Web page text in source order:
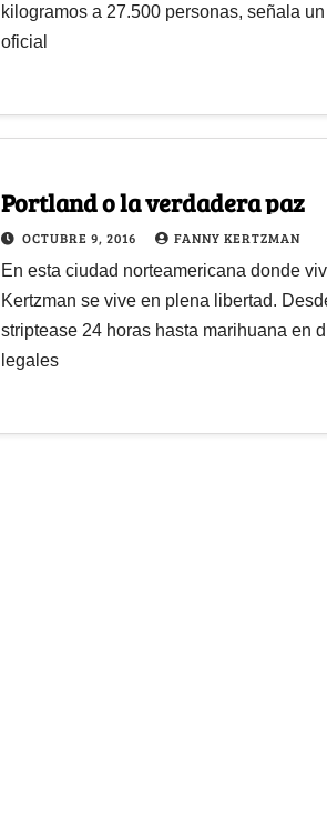
kilogramos a 27.500 personas, señala
oficial
Portland o la verdadera paz
OCTUBRE 9, 2016 FANNY KERTZMAN
En esta ciudad norteamericana donde
Kertzman se vive en plena libertad.
striptease 24 horas hasta marihuana en
legales